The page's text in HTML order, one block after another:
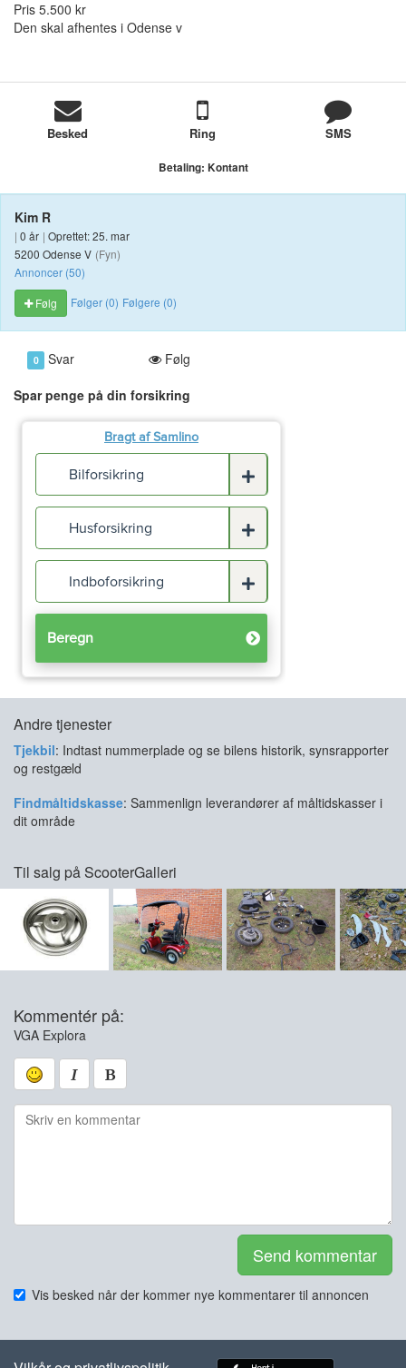
Pris 5.500 kr
Den skal afhentes i Odense v
Besked Ring SMS
Betaling: Kontant
Kim R
| 0 år | Oprettet: 25. mar
5200 Odense V (Fyn)
Annoncer (50)
Følg
Følger (0) Følgere (0)
0 Svar
Følg
Spar penge på din forsikring
Andre tjenester
Tjekbil: Indtast nummerplade og se bilens historik, synsrapporter
og restgæld
Findmåltidskasse: Sammenlign leverandører af måltidskasser i
dit område
Til salg på ScooterGalleri
Kommentér på:
VGA Explora
Send kommentar
Vis besked når der kommer nye kommentarer til annoncen